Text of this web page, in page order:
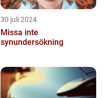
30 juli 2024
Missa inte
synundersökning